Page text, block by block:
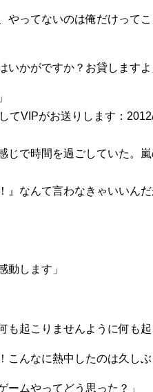
やってないのは俺だけって
かがですか？お貸しますよ
てVIPがお送りします：
じで時間を過ごしていた。
』なんて言わなきゃいいん
します」
も起こりませんように何も起
こんなに熱中したのは久しぶ
ームやってどう思った？」